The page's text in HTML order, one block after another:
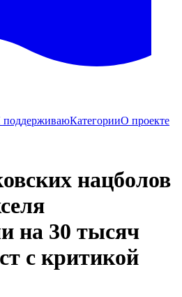
поддерживаюКатегорииО проекте
нацболов
на 30 тысяч
с критикой